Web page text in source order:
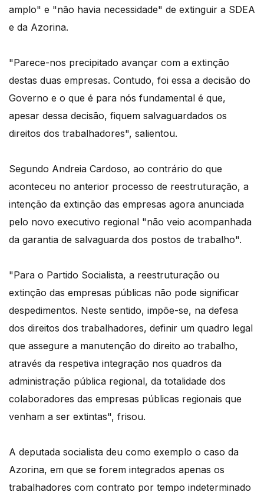
amplo" e "não havia necessidade" de extinguir a SDEA
e da Azorina.
"Parece-nos precipitado avançar com a extinção
destas duas empresas. Contudo, foi essa a decisão do
Governo e o que é para nós fundamental é que,
apesar dessa decisão, fiquem salvaguardados os
direitos dos trabalhadores", salientou.
Segundo Andreia Cardoso, ao contrário do que
aconteceu no anterior processo de reestruturação, a
intenção da extinção das empresas agora anunciada
pelo novo executivo regional "não veio acompanhada
da garantia de salvaguarda dos postos de trabalho".
"Para o Partido Socialista, a reestruturação ou
extinção das empresas públicas não pode significar
despedimentos. Neste sentido, impõe-se, na defesa
dos direitos dos trabalhadores, definir um quadro legal
que assegure a manutenção do direito ao trabalho,
através da respetiva integração nos quadros da
administração pública regional, da totalidade dos
colaboradores das empresas públicas regionais que
venham a ser extintas", frisou.
A deputada socialista deu como exemplo o caso da
Azorina, em que se forem integrados apenas os
trabalhadores com contrato por tempo indeterminado